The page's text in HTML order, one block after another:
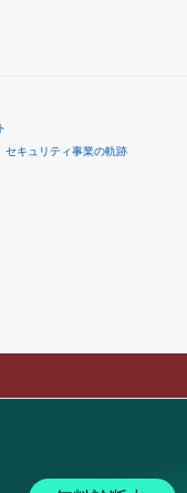
セキュリティ事業の軌跡